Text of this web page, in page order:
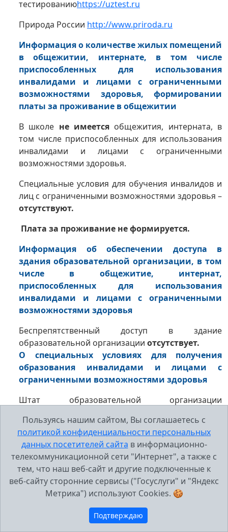
тестированиюhttps://uztest.ru
Природа России http://www.priroda.ru
Информация о количестве жилых помещений
в общежитии, интернате, в том числе
приспособленных для использования
инвалидами и лицами с ограниченными
возможностями здоровья, формировании
платы за проживание в общежитии
В школе не имеется общежития, интерната, в
том числе приспособленных для использования
инвалидами и лицами с ограниченными
возможностями здоровья.
Специальные условия для обучения инвалидов и
лиц с ограниченными возможностями здоровья –
отсутствуют.
Плата за проживание не формируется.
Информация об обеспечении доступа в
здания образовательной организации, в том
числе в общежитие, интернат,
приспособленных для использования
инвалидами и лицами с ограниченными
возможностями здоровья
Беспрепятственный доступ в здание
образовательной организации отсутствует.
О специальных условиях для получения
образования инвалидами и лицами с
ограниченными возможностями здоровья
Штат образовательной организации
педагог-психолог, социальный педагог.
Адрес: 445036 Самарская обл., г. Тольятти, б-р
Курчатова, 15
Информация о средствах обучения и воспитания
размещена в соответсвующих информационных
блоках - сведения о наличии и оборудовании
помещений, в которых осуществляется
образовательный процесс, с указанием:
Пользуясь нашим сайтом, Вы соглашаетесь с
политикой конфиденциальности персональных
данных посетителей сайта в информационно-
телекоммуникационной сети "Интернет", а также с
тем, что наш веб-сайт и другие подключенные к
веб-сайту сторонние сервисы ("Госуслуги" и "Яндекс
Метрика") используют Cookies. 🍪
Подтверждаю